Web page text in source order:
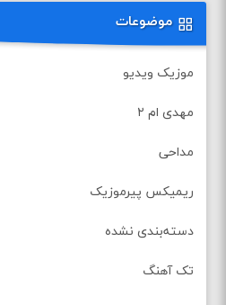
موضوعات
موزیک ویدیو
مهدی ام ۲
مداحی
ریمیکس پیرموزیک
دسته‌بندی نشده
تک آهنگ